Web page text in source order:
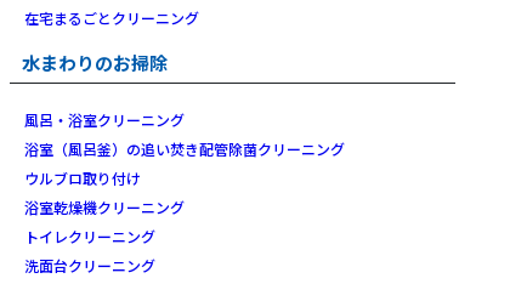
在宅まるごとクリーニング
水まわりのお掃除
風呂・浴室クリーニング
浴室（風呂釜）の追い焚き配管除菌クリーニング
ウルブロ取り付け
浴室乾燥機クリーニング
トイレクリーニング
洗面台クリーニング